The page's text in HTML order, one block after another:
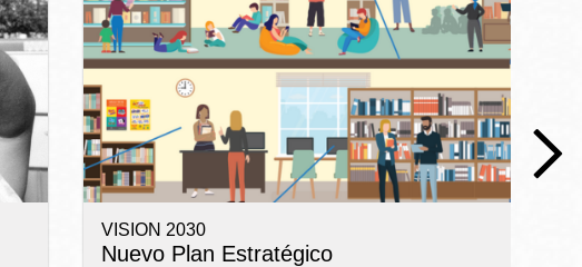
VISION 2030
Nuevo Plan Estratégico